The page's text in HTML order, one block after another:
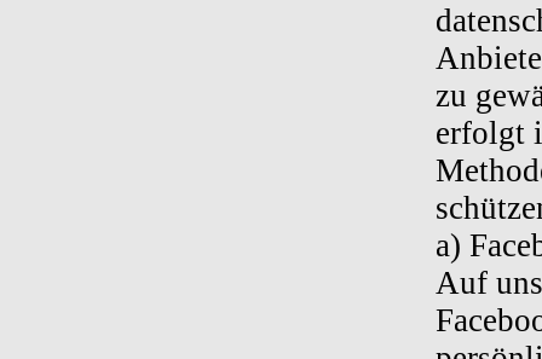
zu
erfolgt
a)
Auf